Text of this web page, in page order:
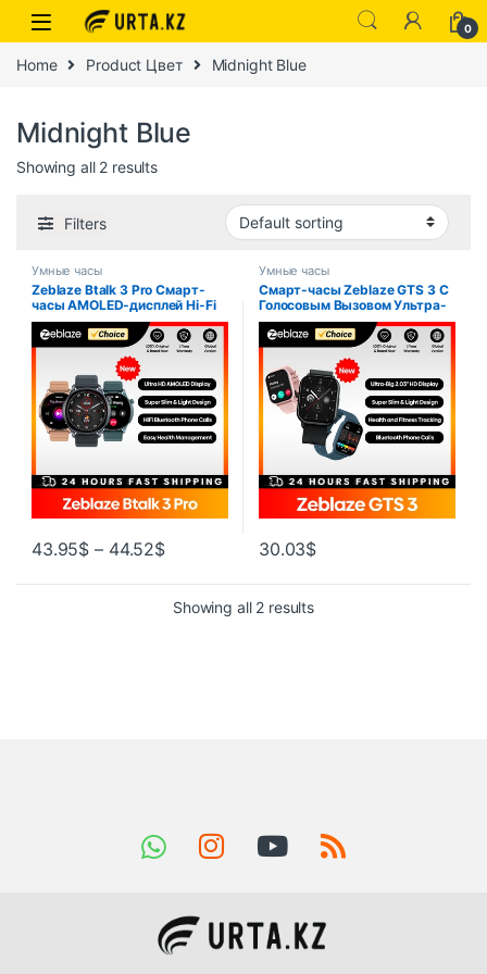
0
Home Product Цвет Midnight Blue
Midnight Blue
Showing all 2 results
Filters
Умные часы
Zeblaze Btalk 3 Pro Смарт-
часы AMOLED-дисплей Hi-Fi
Bluetooth-вызовы Трекер
Здоровья И Фитнеса Монитор
Сна Монитор Сердечного…
43.95$ – 44.52$
Умные часы
Смарт-часы Zeblaze GTS 3 С
Голосовым Вызовом Ультра-
HD 2
30.03$
Showing all 2 results